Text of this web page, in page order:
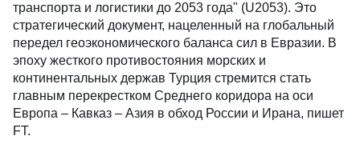
транспорта и логистики до 2053 года" (U2053). Это
стратегический документ, нацеленный на глобальный
передел геоэкономического баланса сил в Евразии. В
эпоху жесткого противостояния морских и
континентальных держав Турция стремится стать
главным перекрестком Среднего коридора на оси
Европа – Кавказ – Азия в обход России и Ирана, пишет
FT.